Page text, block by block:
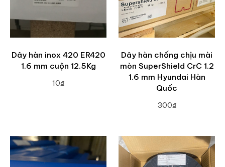
Dây hàn inox 420 ER420
1.6 mm cuộn 12.5Kg
10₫
Dây hàn chống chịu mài
mòn SuperShield CrC 1.2
1.6 mm Hyundai Hàn
Quốc
300₫